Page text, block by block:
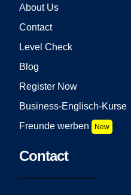
About Us
Contact
Level Check
Blog
Register Now
Business-Englisch-Kurse
Freunde werben
New
Contact